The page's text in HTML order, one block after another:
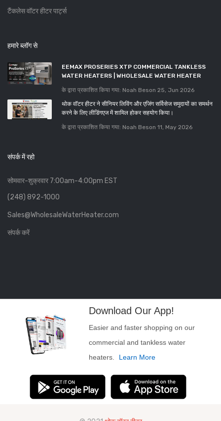
टैंकलेस वॉटर हीटर पार्ट्स
हमारे ब्लॉग से
EEMAX PROSERIES XTP COMMERCIAL TANKLESS
WATER HEATERS | WHOLESALE WATER HEATER
के द्वारा प्रकाशित किया गया: Noah Beson 25, Jun 2026
थोक वॉटर हीटर ने सीनियर लिविंग और एजिंग सर्विसेज समुदायों का समर्थन
करने के लिए लीडिंगएज में शामिल होकर सहयोग किया।
के द्वारा प्रकाशित किया गया: Noah Beson 11, May 2026
संपर्क में रहो
सोमवार-शुक्रवार 7:00am-4:00pm EST
(248) 892-1000
Sales@WholesaleWaterHeater.com
संपर्क करें
Download Our App!
Easier and faster shopping on our
commercial and tankless water
heaters.
Learn More